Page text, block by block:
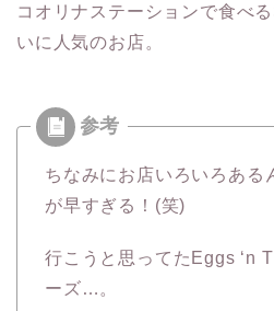
コオリナステーションで食べ
いに人気のお店。
ちなみにお店いろいろある
が早すぎる！(笑)
行こうと思ってたEggs ‘n
ーズ…。